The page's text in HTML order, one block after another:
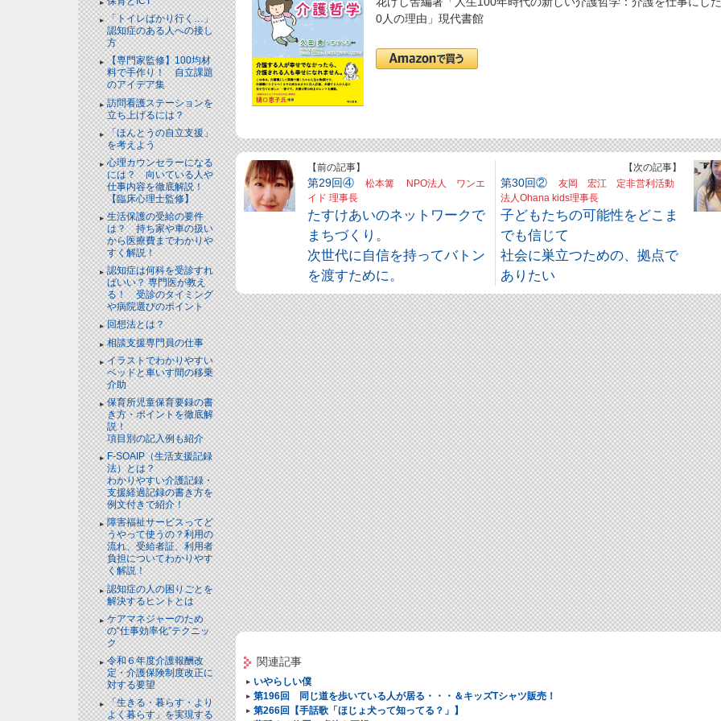
「トイレばかり行く…」
認知症のある人への接し
方
【専門家監修】100均材
料で手作り！ 自立課題
のアイデア集
訪問看護ステーションを
立ち上げるには？
「ほんとうの自立支援」
を考えよう
心理カウンセラーになる
には？ 向いている人や
仕事内容を徹底解説！
【臨床心理士監修】
生活保護の受給の要件
は？ 持ち家や車の扱い
から医療費までわかりや
すく解説！
認知症は何科を受診すれ
ばいい？ 専門医が教え
る！ 受診のタイミング
や病院選びのポイント
回想法とは？
相談支援専門員の仕事
イラストでわかりやすい
ベッドと⾞いす間の移乗
介助
保育所児童保育要録の書
き方・ポイントを徹底解
説！
項目別の記入例も紹介
F-SOAIP（生活支援記録
法）とは？
わかりやすい介護記録・
支援経過記録の書き方を
例文付きで紹介！
障害福祉サービスってど
うやって使うの？利用の
流れ、受給者証、利用者
負担についてわかりやす
く解説！
認知症の人の困りごとを
解決するヒントとは
ケアマネジャーのため
の“仕事効率化”テクニッ
ク
令和６年度介護報酬改
定・介護保険制度改正に
対する要望
「生きる・暮らす・より
よく暮らす」を実現する
0人の理由」現代書館
【前の記事】
第29回④松本篝 NPO法人 ワンエ
イド 理事長
たすけあいのネットワークで
まちづくり。
次世代に自信を持ってバトン
を渡すために。
【次の記事】
第30回②友岡 宏江 定非営利活動
法人Ohana kids理事長
子どもたちの可能性をどこま
でも信じて
社会に巣立つための、拠点で
ありたい
関連記事
いやらしい僕
第196回 同じ道を歩いている人が居る・・・＆キッズTシャツ販売！
第266回【手話歌「ほじょ犬って知ってる？」】